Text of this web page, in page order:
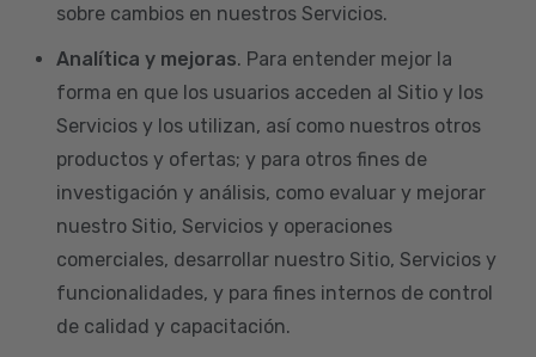
sobre cambios en nuestros Servicios.
Analítica y mejoras. Para entender mejor la
forma en que los usuarios acceden al Sitio y los
Servicios y los utilizan, así como nuestros otros
productos y ofertas; y para otros fines de
investigación y análisis, como evaluar y mejorar
nuestro Sitio, Servicios y operaciones
comerciales, desarrollar nuestro Sitio, Servicios y
funcionalidades, y para fines internos de control
de calidad y capacitación.